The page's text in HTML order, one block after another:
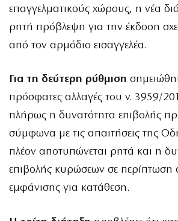
επαγγελματικούς χώρους, η νέα
ρητή πρόβλεψη για την έκδοση
από τον αρμόδιο εισαγγελέα.
Για τη δεύτερη ρύθμιση
πρόσφατες αλλαγές του ν. 3959/
πλήρως η δυνατότητα επιβολής
σύμφωνα με τις απαιτήσεις της
πλέον αποτυπώνεται ρητά και η
επιβολής κυρώσεων σε περίπτωση
εμφάνισης για κατάθεση.